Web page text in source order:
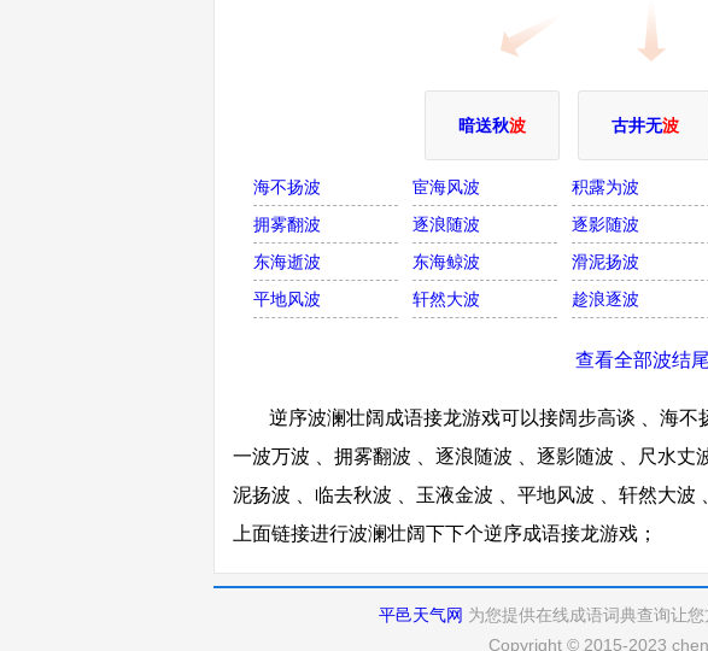
暗送秋波 古井无波
海不扬波 宦海风波 积露为波
拥雾翻波
逐浪随波 逐影随波
东海逝波
东海鲸波 滑泥扬波
平地风波
轩然大波 趁浪逐波
查看全部波结
逆序波澜壮阔成语接龙游戏可以接阔步高谈 、海不
一波万波 、拥雾翻波 、逐浪随波 、逐影随波 、尺水丈
泥扬波 、临去秋波 、玉液金波 、平地风波 、轩然大波
上面链接进行波澜壮阔下下个逆序成语接龙游戏；
平邑天气网 为您提供在线成语词典查询让
Copyright © 2015-2023